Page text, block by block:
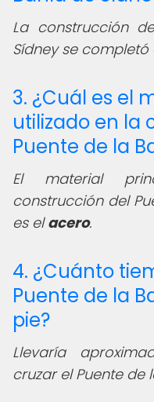
La construcción
Sídney se completó
3. ¿Cuál es el
utilizado en la
Puente de la
El material
construcción del
es elacero.
4. ¿Cuánto
Puente de la
pie?
Llevaría
cruzar el Puente de